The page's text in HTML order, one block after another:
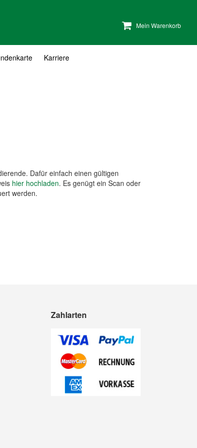
Mein Warenkorb
Karriere
Dafür einfach einen gültigen
hier hochladen. Es genügt ein Scan oder
werden.
Zahlarten